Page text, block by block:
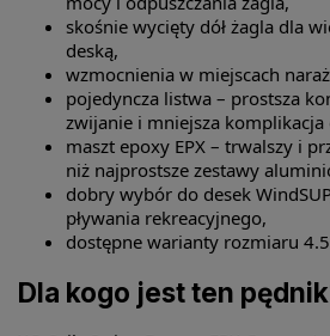
skośnie wycięty dół żagla dla
deską,
wzmocnienia w miejscach
pojedyncza listwa – prostsza
zwijanie i mniejsza komplikacja
maszt epoxy EPX – trwalszy i
niż najprostsze zestawy
dobry wybór do desek
pływania rekreacyjnego,
dostępne warianty rozmiaru
Dla kogo jest ten